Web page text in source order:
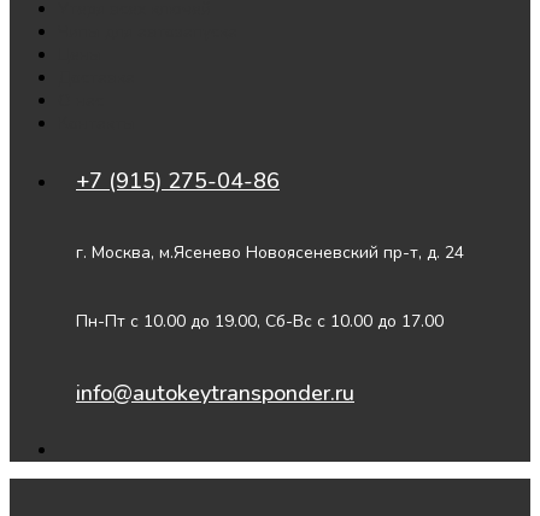
+7 (915) 275-04-86
г. Москва, м.Ясенево Новоясеневский пр-т, д. 24
Пн-Пт с 10.00 до 19.00, Сб-Вс с 10.00 до 17.00
info@autokeytransponder.ru